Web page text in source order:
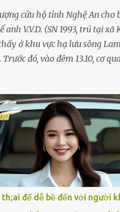
cứu hộ tỉnh Nghệ An
anh V.V.D. (SN 1993, trú tại
ở khu vực hạ lưu sông
đó, vào đêm 13.10, cơ
trên cầu, ôm theo 2 con gái
và hàng xóm ngóng chờ
Lam sau vụ nhảy cầu.
dân phát hiện một chiếc xe
hai chiếc cặp học sinh. Ngay
hợp cùng các đội cứu hộ
tính các nạn nhân được xác
V.H.B. (SN 2020) và V.G.T.
th;ai để dễ bề đến với người